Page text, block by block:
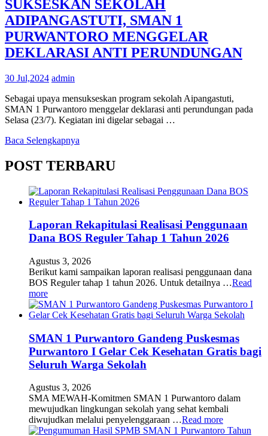
SUKSESKAN SEKOLAH
ADIPANGASTUTI, SMAN 1
PURWANTORO MENGGELAR
DEKLARASI ANTI PERUNDUNGAN
30 Jul,2024 admin
Sebagai upaya mensukseskan program sekolah Aipangastuti,
SMAN 1 Purwantoro menggelar deklarasi anti perundungan pada
Selasa (23/7). Kegiatan ini digelar sebagai …
Baca Selengkapnya
POST TERBARU
Laporan Rekapitulasi Realisasi Penggunaan
Dana BOS Reguler Tahap 1 Tahun 2026
Agustus 3, 2026
Berikut kami sampaikan laporan realisasi penggunaan dana
BOS Reguler tahap 1 tahun 2026. Untuk detailnya …Read
more
SMAN 1 Purwantoro Gandeng Puskesmas
Purwantoro I Gelar Cek Kesehatan Gratis bagi
Seluruh Warga Sekolah
Agustus 3, 2026
SMA MEWAH-Komitmen SMAN 1 Purwantoro dalam
mewujudkan lingkungan sekolah yang sehat kembali
diwujudkan melalui penyelenggaraan …Read more